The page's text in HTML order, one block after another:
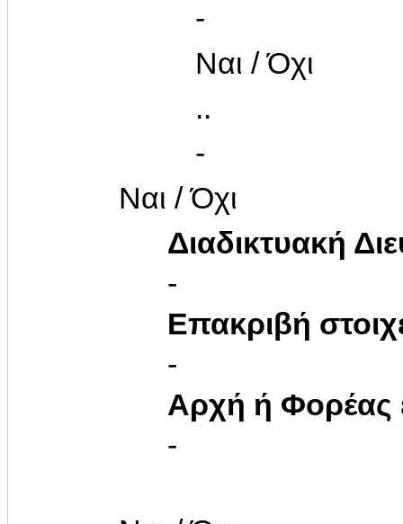
-
Ναι / Όχι
..
-
Ναι / Όχι
Διαδικτυακή
-
Επακριβή
-
Αρχή ή Φορέας
-